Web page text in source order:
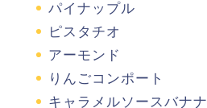
パイナップル
ピスタチオ
アーモンド
りんごコンポート
キャラメルソースバナナ